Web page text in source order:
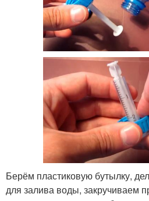
Берём пластиковую бутылку,
для залива воды, закручиваем